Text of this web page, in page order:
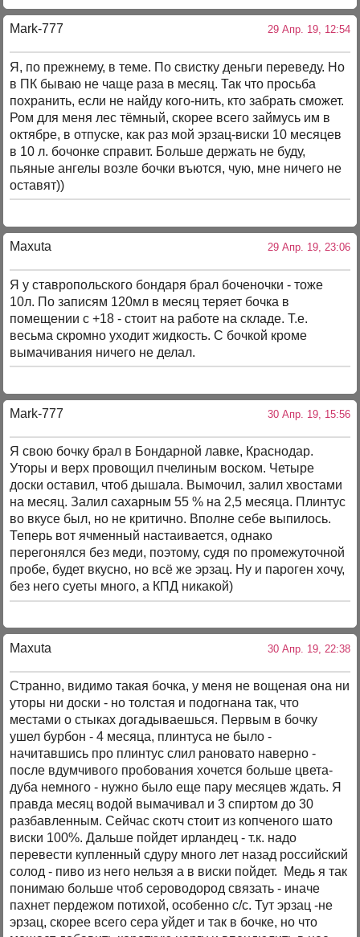
Mark-777 29 Апр. 19, 12:54
Я, по прежнему, в теме. По свистку деньги переведу. Но
в ПК бываю не чаще раза в месяц. Так что просьба
похранить, если не найду кого-нить, кто забрать сможет.
Ром для меня лес тёмный, скорее всего займусь им в
октябре, в отпуске, как раз мой эрзац-виски 10 месяцев
в 10 л. бочонке справит. Больше держать не буду,
пьяные ангелы возле бочки въются, чую, мне ничего не
оставят))
Maxuta 29 Апр. 19, 23:06
Я у ставропольского бондаря брал боченочки - тоже
10л. По записям 120мл в месяц теряет бочка в
помещении с +18 - стоит на работе на складе. Т.е.
весьма скромно уходит жидкость. С бочкой кроме
вымачивания ничего не делал.
Mark-777 30 Апр. 19, 15:56
Я свою бочку брал в Бондарной лавке, Краснодар.
Уторы и верх провощил пчелиным воском. Четыре
доски оставил, чтоб дышала. Вымочил, залил хвостами
на месяц. Залил сахарным 55 % на 2,5 месяца. Плинтус
во вкусе был, но не критично. Вполне себе выпилось.
Теперь вот ячменный настаивается, однако
перегонялся без меди, поэтому, судя по промежуточной
пробе, будет вкусно, но всё же эрзац. Ну и пароген хочу,
без него суеты много, а КПД никакой)
Maxuta 30 Апр. 19, 22:38
Странно, видимо такая бочка, у меня не вощеная она ни
уторы ни доски - но толстая и подогнана так, что
местами о стыках догадываешься. Первым в бочку
ушел бурбон - 4 месяца, плинтуса не было -
начитавшись про плинтус слил рановато наверно -
после вдумчивого пробования хочется больше цвета-
дуба немного - нужно было еще пару месяцев ждать. Я
правда месяц водой вымачивал и 3 спиртом до 30
разбавленным. Сейчас скотч стоит из копченого шато
виски 100%. Дальше пойдет ирландец - т.к. надо
перевести купленный сдуру много лет назад российский
солод - пиво из него нельзя а в виски пойдет. Медь я так
понимаю больше чтоб сероводород связать - иначе
пахнет пердежом потихой, особенно с/с. Тут эрзац -не
эрзац, скорее всего сера уйдет и так в бочке, но что